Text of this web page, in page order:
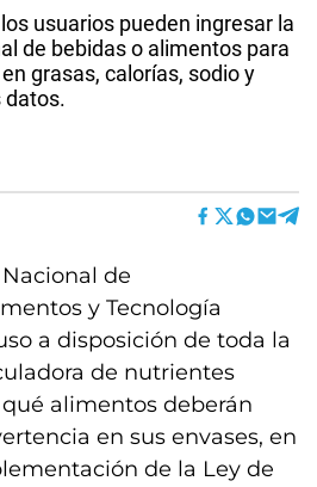
usuarios pueden ingresar la
de bebidas o alimentos para
grasas, calorías, sodio y
datos.
de
y Tecnología
a disposición de toda la
de nutrientes
alimentos deberán
en sus envases, en
de la Ley de